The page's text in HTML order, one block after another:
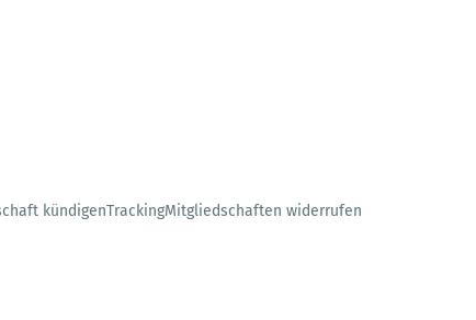
kündigenTrackingMitgliedschaften widerrufen